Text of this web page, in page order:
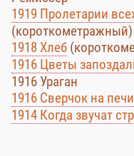
1919 Пролетарии
(короткометражный)
1918 Хлеб
1916 Цветы
1916 Ураган
1916 Сверчок на печи
1914 Когда звучат